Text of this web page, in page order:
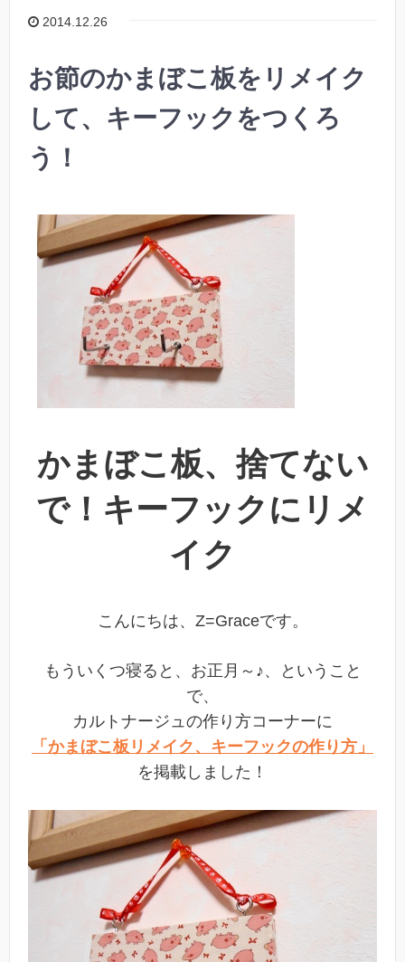
2014.12.26
お節のかまぼこ板をリメイク
して、キーフックをつくろ
う！
かまぼこ板、捨てない
で！キーフックにリメ
イク
こんにちは、Z=Graceです。
もういくつ寝ると、お正月～♪、ということ
で、
カルトナージュの作り方コーナーに
「かまぼこ板リメイク、キーフックの作り方」
を掲載しました！